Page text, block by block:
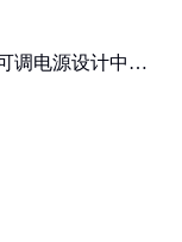
调电源设计中的